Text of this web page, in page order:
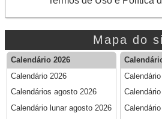
Mapa do
Calendário 2026
Calendário 2026
Calendários agosto 2026
Calendário lunar agosto 2026